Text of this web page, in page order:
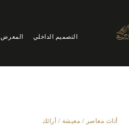
التصميم الداخلي المعرض
أثاث معاصر / معيشة / أرائك